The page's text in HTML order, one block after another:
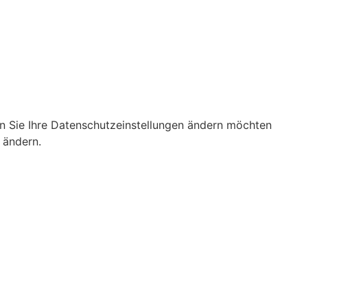
Ihre Datenschutzeinstellungen ändern möchten